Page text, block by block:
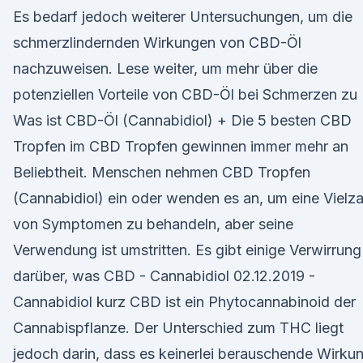
Es bedarf jedoch weiterer Untersuchungen, um die
schmerzlindernden Wirkungen von CBD-Öl
nachzuweisen. Lese weiter, um mehr über die
potenziellen Vorteile von CBD-Öl bei Schmerzen zu
Was ist CBD-Öl (Cannabidiol) + Die 5 besten CBD
Tropfen im CBD Tropfen gewinnen immer mehr an
Beliebtheit. Menschen nehmen CBD Tropfen
(Cannabidiol) ein oder wenden es an, um eine
von Symptomen zu behandeln, aber seine
Verwendung ist umstritten. Es gibt einige Verwirrung
darüber, was CBD - Cannabidiol 02.12.2019 -
Cannabidiol kurz CBD ist ein Phytocannabinoid der
Cannabispflanze. Der Unterschied zum THC liegt
jedoch darin, dass es keinerlei berauschende